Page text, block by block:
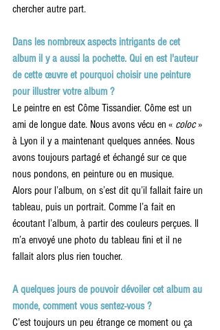
chercher autre part.
Dans les nombreux aspects intrigants de cet
album il y a aussi la pochette. Qui en est l'auteur
de cette œuvre et pourquoi choisir une peinture
pour illustrer votre album ?
Le peintre en est Côme Tissandier. Côme est un
ami de longue date. Nous avons vécu en « coloc »
à Lyon il y a maintenant quelques années. Nous
avons toujours partagé et échangé sur ce que
nous pondons, en peinture ou en musique.
Alors pour l’album, on s’est dit qu’il fallait faire un
tableau, puis un portrait. Comme l’a fait en
écoutant l’album, à partir des couleurs perçues. Il
m’a envoyé une photo du tableau fini et il ne
fallait alors plus rien toucher.
A quelques jours de pouvoir dévoiler cet album au
monde, comment vous sentez-vous ?
C’est toujours un peu étrange ce moment ou ça